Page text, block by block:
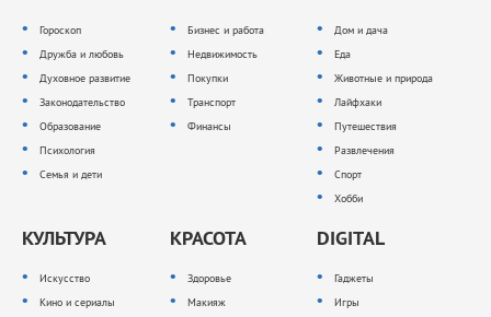
Гороскоп
Дружба и любовь
Духовное развитие
Законодательство
Образование
Психология
Семья и дети
Бизнес и работа
Недвижимость
Покупки
Транспорт
Финансы
Дом и дача
Еда
Животные и природа
Лайфхаки
Путешествия
Развлечения
Спорт
Хобби
КУЛЬТУРА
Искусство
Кино и сериалы
КРАСОТА
Здоровье
Макияж
DIGITAL
Гаджеты
Игры